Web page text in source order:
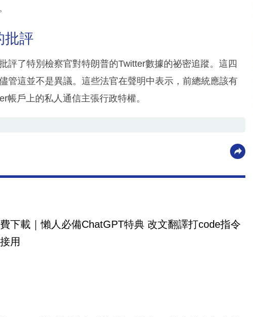
批評
評了特別檢察官對特朗普的Twitter數據的祕密追蹤。這四
管這並不是異議。這些法官在聲明中表示，前總統應該有
帳戶上的私人通信主張行政特權。
下載｜懶人必備ChatGPT特典 改文翻譯打code指令
用